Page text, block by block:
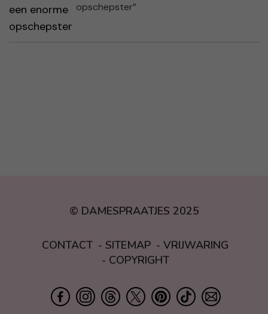
opschepster”
© DAMESPRAATJES 2025
CONTACT SITEMAP
VRIJWARING
COPYRIGHT